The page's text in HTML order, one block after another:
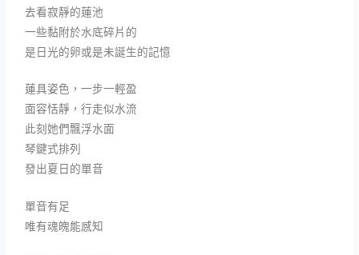
去看寂靜的蓮池
一些黏附於水底碎片的
是日光的卵或是未誕生的記憶
蓮具姿色，一步一輕盈
面容恬靜，行走似水流
此刻她們飄浮水面
琴鍵式排列
發出夏日的單音
單音有足
唯有魂魄能感知